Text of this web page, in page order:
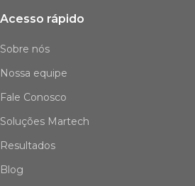
Acesso rápido
Sobre nós
Nossa equipe
Fale Conosco
Soluções Martech
Resultados
Blog